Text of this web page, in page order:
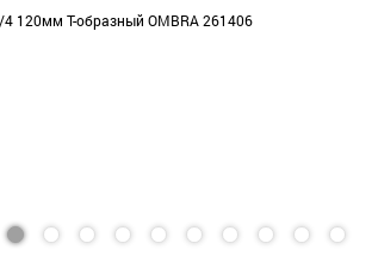
120мм Т-образный OMBRA 261406